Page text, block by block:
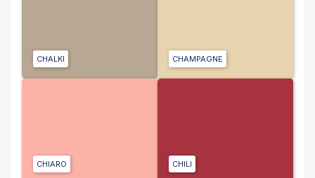
CHALKI CHAMPAGNE
CHIARO CHILI